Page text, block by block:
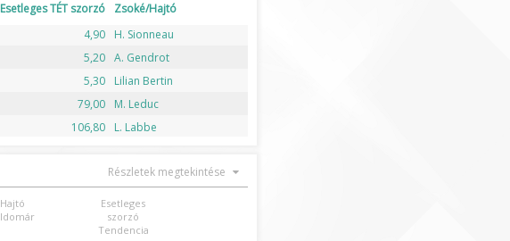
Esetleges TÉT szorzó
Zsoké/Hajtó
4,90
H. Sionneau
5,20 A. Gendrot
5,30
Lilian Bertin
79,00
M. Leduc
106,80 L. Labbe
Részletek megtekintése
Hajtó
Idomár
Esetleges
szorzó
Tendencia